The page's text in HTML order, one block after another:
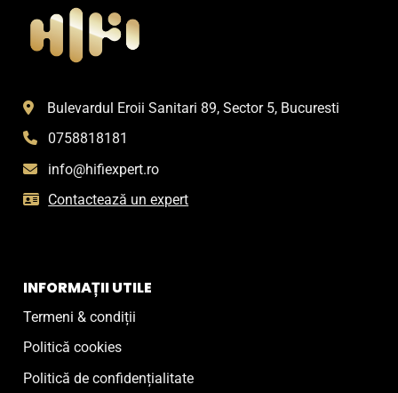
Bulevardul Eroii Sanitari 89, Sector 5, Bucuresti
0758818181
info@hifiexpert.ro
Contactează un expert
INFORMAȚII UTILE
Termeni & condiții
Politică cookies
Politică de confidențialitate